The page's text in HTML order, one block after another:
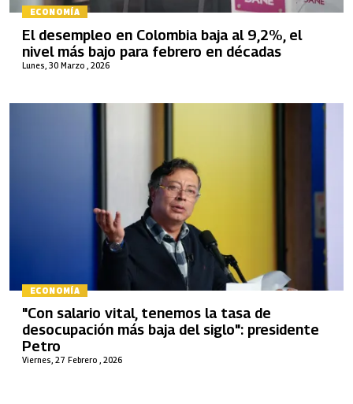
ECONOMÍA
Lunes, 30 Marzo , 2026
El desempleo en Colombia baja al 9,2%, el
nivel más bajo para febrero en décadas
ECONOMÍA
Viernes, 27 Febrero , 2026
"Con salario vital, tenemos la tasa de
desocupación más baja del siglo": presidente
Petro